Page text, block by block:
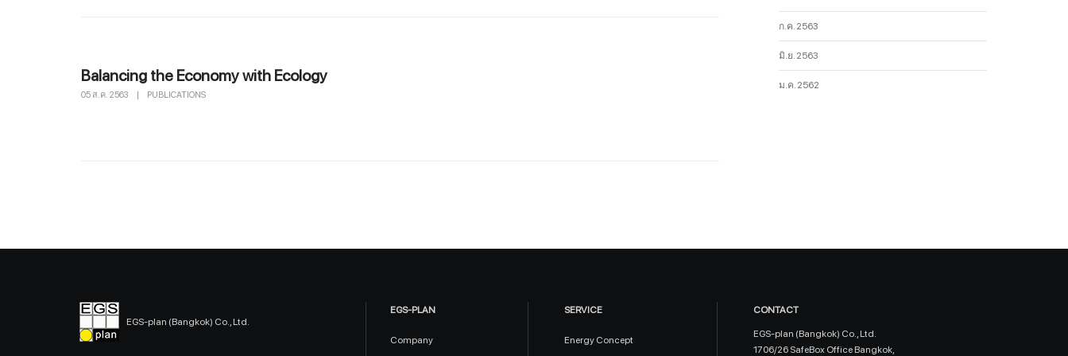
Balancing the Economy with Ecology
05 ส.ค. 2563 | PUBLICATIONS
ก.ค. 2563
มิ.ย. 2563
ม.ค. 2562
EGS-plan (Bangkok) Co., Ltd.
EGS-PLAN
Company
SERVICE
Energy Concept
CONTACT
EGS-plan (Bangkok) Co., Ltd.
1706/26 SafeBox Office Bangkok,